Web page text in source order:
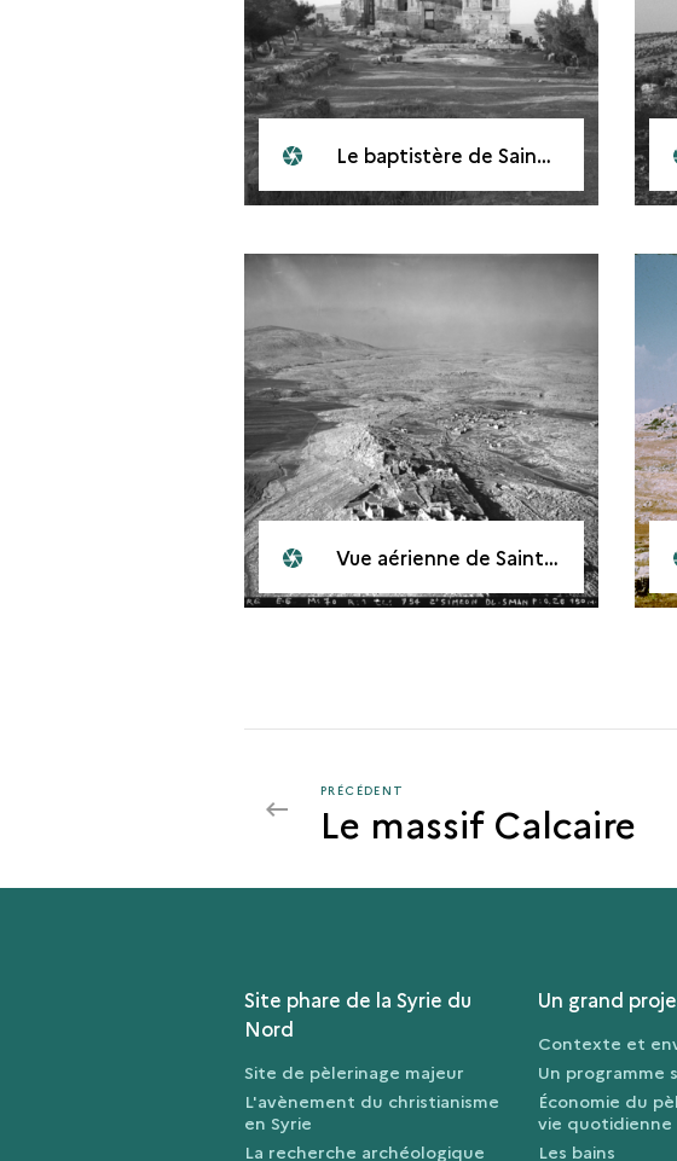
Le baptistère de Saint-Syméon
Vue aérienne de Saint-Syméon
PRÉCÉDENT
LES
SYRIE
PRÉCÉDENT
Le massif Calcaire
Site phare de la Syrie du
Nord
Site de pèlerinage majeur
L'avènement du christianisme
en Syrie
La recherche archéologique
Un grand
Contexte et
Un programme
Économie du
vie quotidienne
Les bains